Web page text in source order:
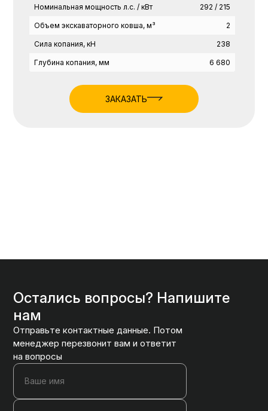
Номинальная мощность л.с. / кВт 292 / 215
Объем экскаваторного ковша, м³ 2
Сила копания, кН 238
Глубина копания, мм 6 680
ЗАКАЗАТЬ
Остались вопросы? Напишите
нам
Отправьте контактные данные. Потом
менеджер перезвонит вам и ответит
на вопросы